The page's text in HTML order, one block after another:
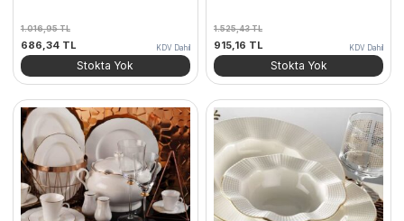
1.016,95TL
Orijinal
fiyat:
1.016,95 TL.
686,34 TL
andaki
fiyat:
KDV Dahil
Stokta Yok
1.525,43TL
Orijinal
fiyat:
1.525,43 TL.
915,16 TL
andaki
fiyat:
KDV Dahil
Stokta Yok